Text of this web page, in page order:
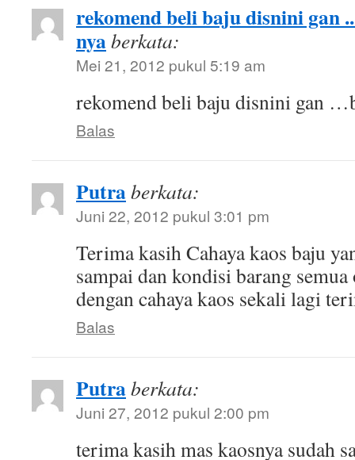
rekomend beli baju disnini gan
nyaberkata:
Mei 21, 2012 pukul 5:19 am
rekomend beli baju disnini gan
Balas
Putraberkata:
Juni 22, 2012 pukul 3:01 pm
Terima kasih Cahaya kaos baju
sampai dan kondisi barang
dengan cahaya kaos sekali lagi
Balas
Putraberkata:
Juni 27, 2012 pukul 2:00 pm
terima kasih mas kaosnya sudah